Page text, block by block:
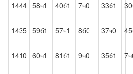
1444 58ч1 40б1 7ч0 33б1
1435 59б1 57ч1 8б0 37ч0
1410 60ч1 81б1 9ч0 35б1